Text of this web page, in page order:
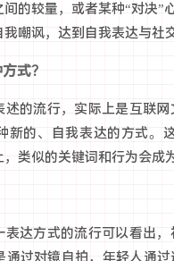
的较量，或者某种“对决
嘲讽，达到自我表达与社
式？
述的流行，实际上是互联
新的、自我表达的方式。
类似的关键词和行为会成
达方式的流行可以看出
通过对镜自拍，年轻人通